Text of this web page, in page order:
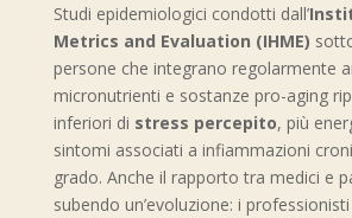
Studi epidemiologici condotti dall’
Metrics and Evaluation (IHME)
persone che integrano regolarmente
micronutrienti e sostanze pro-aging
inferiori di stress percepito, più
sintomi associati a infiammazioni
grado. Anche il rapporto tra medici e
subendo un’evoluzione: i